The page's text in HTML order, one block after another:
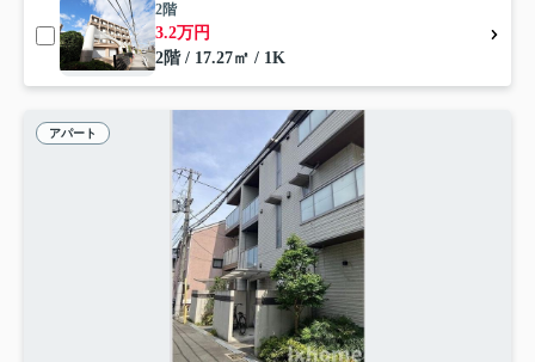
2階
3.2万円
2階 / 17.27㎡ / 1K
アパート